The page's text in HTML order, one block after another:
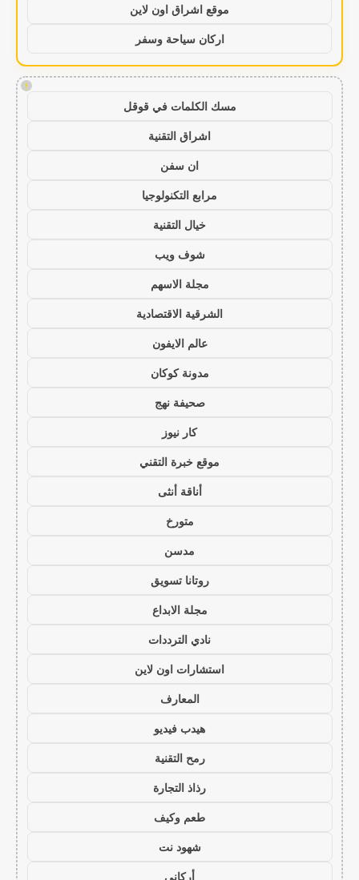
موقع اشراق اون لاين
اركان سياحة وسفر
!
مسك الكلمات في قوقل
اشراق التقنية
ان سفن
مرابع التكنولوجيا
خيال التقنية
شوف ويب
مجلة الاسهم
الشرقية الاقتصادية
عالم الايفون
مدونة كوكان
صحيفة نهج
كار نيوز
موقع خبرة التقني
أناقة أنثى
متورخ
مدسن
روتانا تسويق
مجلة الابداع
نادي الترددات
استشارات اون لاين
المعارف
هيدب فيديو
رمح التقنية
رذاذ التجارة
طعم وكيف
شهود نت
أركاني